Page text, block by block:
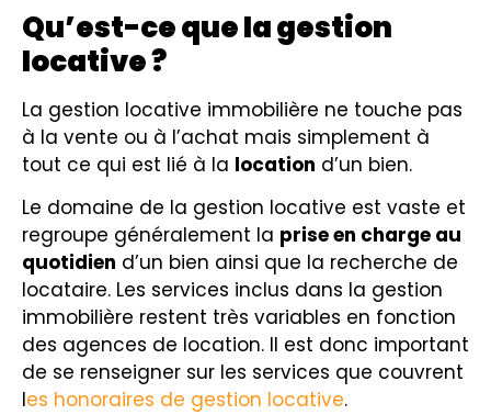
Qu’est-ce que la gestion
locative ?
La gestion locative immobilière ne touche pas
à la vente ou à l’achat mais simplement à
tout ce qui est lié à la location d’un bien.
Le domaine de la gestion locative est vaste et
regroupe généralement la prise en charge au
quotidien d’un bien ainsi que la recherche de
locataire. Les services inclus dans la gestion
immobilière restent très variables en fonction
des agences de location. Il est donc important
de se renseigner sur les services que couvrent
les honoraires de gestion locative.